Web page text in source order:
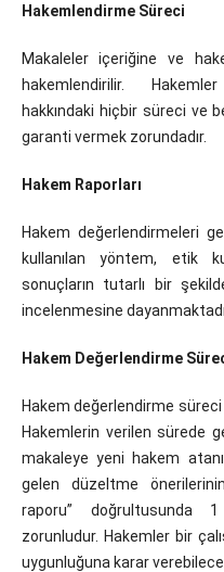
Hakemlendirme Süreci
Makaleler içeriğine ve
hakemlendirilir.
hakkındaki hiçbir süreci ve
garanti vermek zorundadır.
Hakem Raporları
Hakem değerlendirmeleri
kullanılan yöntem, etik
sonuçların tutarlı bir
incelenmesine
Hakem Değerlendirme
Hakem değerlendirme süreci
Hakemlerin verilen sürede
makaleye yeni hakem
gelen düzeltme
raporu” doğrultusunda
zorunludur. Hakemler bir
uygunluğuna karar